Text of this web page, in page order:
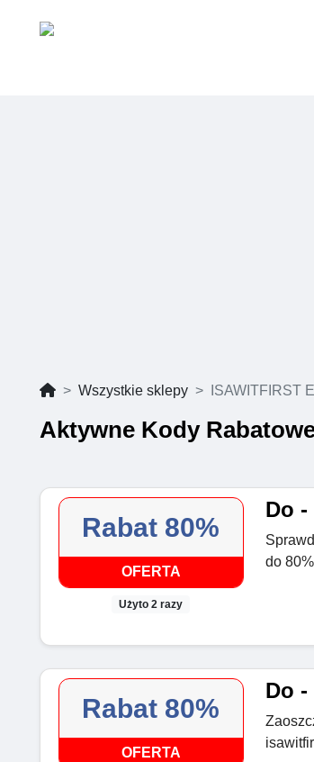
Wszystkie sklepy ISAWITFIRST
Aktywne Kody
Rabat 80%
OFERTA
Użyto 2 razy
Do -
do
Rabat 80%
OFERTA
Do